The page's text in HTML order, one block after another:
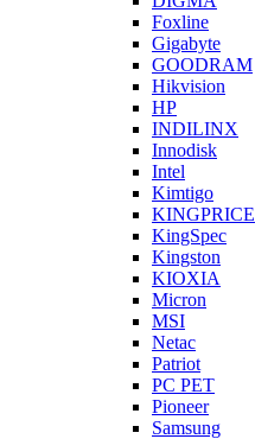
Foxline
Gigabyte
GOODRAM
Hikvision
HP
INDILINX
Innodisk
Intel
Kimtigo
KINGPRICE
KingSpec
Kingston
KIOXIA
Micron
MSI
Netac
Patriot
PC PET
Pioneer
Samsung